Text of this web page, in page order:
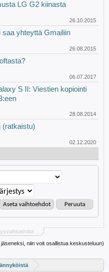
LG G2 kiinasta
26.10.2015
saa yhteyttä Gmailiin
26.08.2015
06.07.2017
S II: Viestien kopiointi
28.08.2014
(ratkaistu)
02.12.2020
niin voit osallistua keskusteluun)